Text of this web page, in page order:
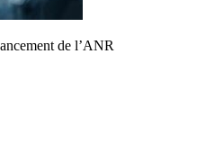
de l’ANR